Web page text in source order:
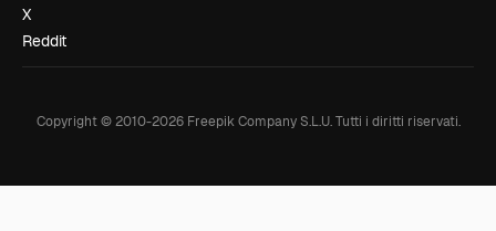
X
Reddit
Copyright © 2010-2026Freepik Company S.L.U. Tutti i diritti riservati.